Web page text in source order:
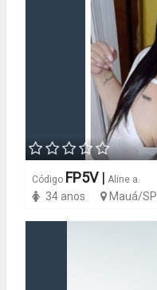
Código FP5V | Aline a.
34 anos Mauá/SP